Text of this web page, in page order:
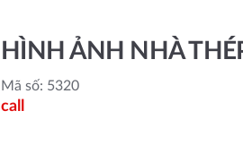
HÌNH ẢNH NHÀ
Mã số: 5320
call